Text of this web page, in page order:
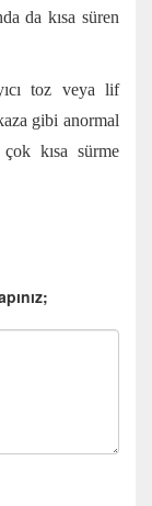
da kısa süren
toz veya lif
gibi anormal
kısa sürme